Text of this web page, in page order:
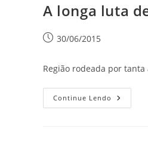
A longa luta
30/06/2015
Região rodeada por
Continue Lendo